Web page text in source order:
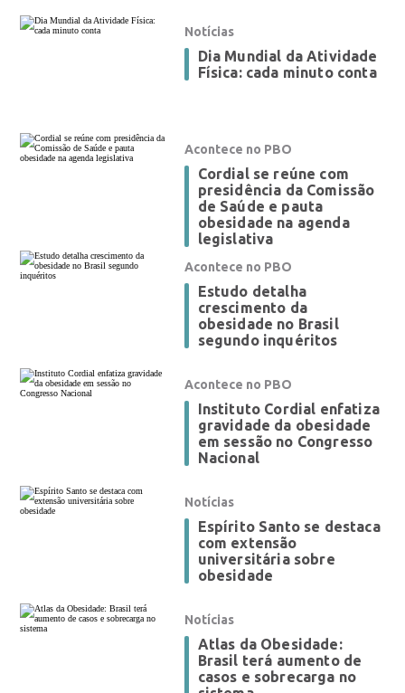
Notícias
Dia Mundial da Atividade
Física: cada minuto conta
Acontece no PBO
Cordial se reúne com
presidência da Comissão
de Saúde e pauta
obesidade na agenda
legislativa
Acontece no PBO
Estudo detalha
crescimento da
obesidade no Brasil
segundo inquéritos
Acontece no PBO
Instituto Cordial enfatiza
gravidade da obesidade
em sessão no Congresso
Nacional
Notícias
Espírito Santo se destaca
com extensão
universitária sobre
obesidade
Notícias
Atlas da Obesidade:
Brasil terá aumento de
casos e sobrecarga no